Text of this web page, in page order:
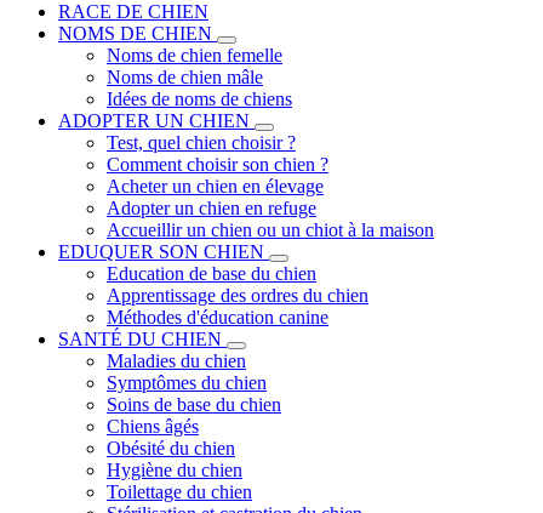
RACE DE CHIEN
NOMS DE CHIEN
Noms de chien femelle
Noms de chien mâle
Idées de noms de chiens
ADOPTER UN CHIEN
Test, quel chien choisir ?
Comment choisir son chien ?
Acheter un chien en élevage
Adopter un chien en refuge
Accueillir un chien ou un chiot à la maison
EDUQUER SON CHIEN
Education de base du chien
Apprentissage des ordres du chien
Méthodes d'éducation canine
SANTÉ DU CHIEN
Maladies du chien
Symptômes du chien
Soins de base du chien
Chiens âgés
Obésité du chien
Hygiène du chien
Toilettage du chien